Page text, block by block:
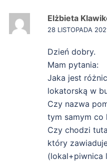
Elżbieta
28 LISTOPADA
Dzień dobry.
Mam pytania:
Jaka jest
lokatorską w
Czy nazwa
tym samym co
Czy chodzi
który
(lokal+piwnica